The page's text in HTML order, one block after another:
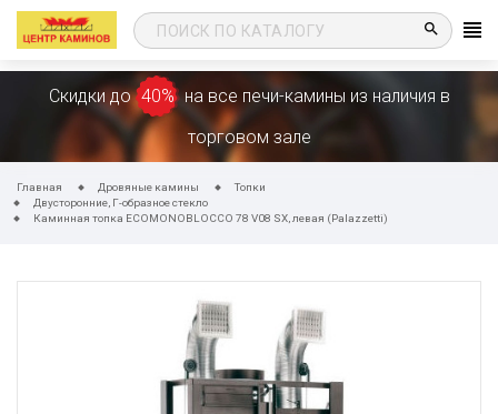
search
Скидки до 40% на все печи-камины из наличия в
торговом зале
Главная Дровяные камины
Топки
Двусторонние, Г-образное стекло
Каминная топка ECOMONOBLOCCO 78 V08 SX, левая (Palazzetti)